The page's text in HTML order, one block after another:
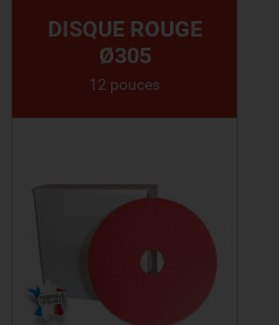
DISQUE ROUGE
Ø305
12 pouces